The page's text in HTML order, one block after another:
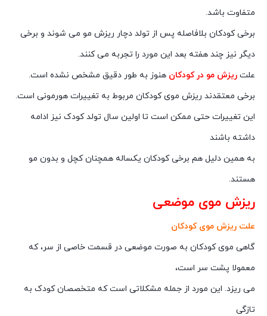
متفاوت باشد.
برخی کودکان بلافاصله پس از تولد دچار ریزش مو می شوند و برخی
دیگر نیز چند هفته بعد این مورد را تجربه می کنند.
علت ریزش مو در کودکان هنوز به طور دقیق مشخص نشده است.
برخی معتقدند ریزش موی کودکان مربوط به تغییرات هورمونی است.
این تغییرات حتی ممکن است تا اولین سال تولد کودک نیز ادامه
داشته باشند
به همین دلیل هم برخی کودکان یکساله همچنان کچل و بدون مو
هستند.
ریزش موی موضعی
علت ریزش موی کودکان
گاهی موی کودکان به صورت موضعی در قسمت خاصی از سر، که
معمولا پشت سر است،
می ریزد. این مورد از جمله مشکلاتی است که متخصصان کودک به
تازگی